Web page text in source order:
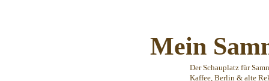
Mein
Der Schauplatz für
Kaffee, Berlin & alte